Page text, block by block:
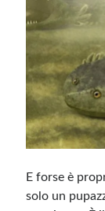
E forse è
solo un